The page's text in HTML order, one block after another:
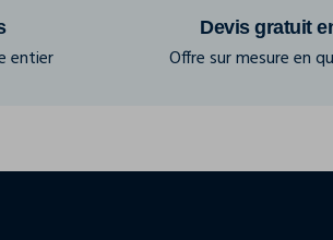
entier
Devis gratuit
Offre sur mesure en